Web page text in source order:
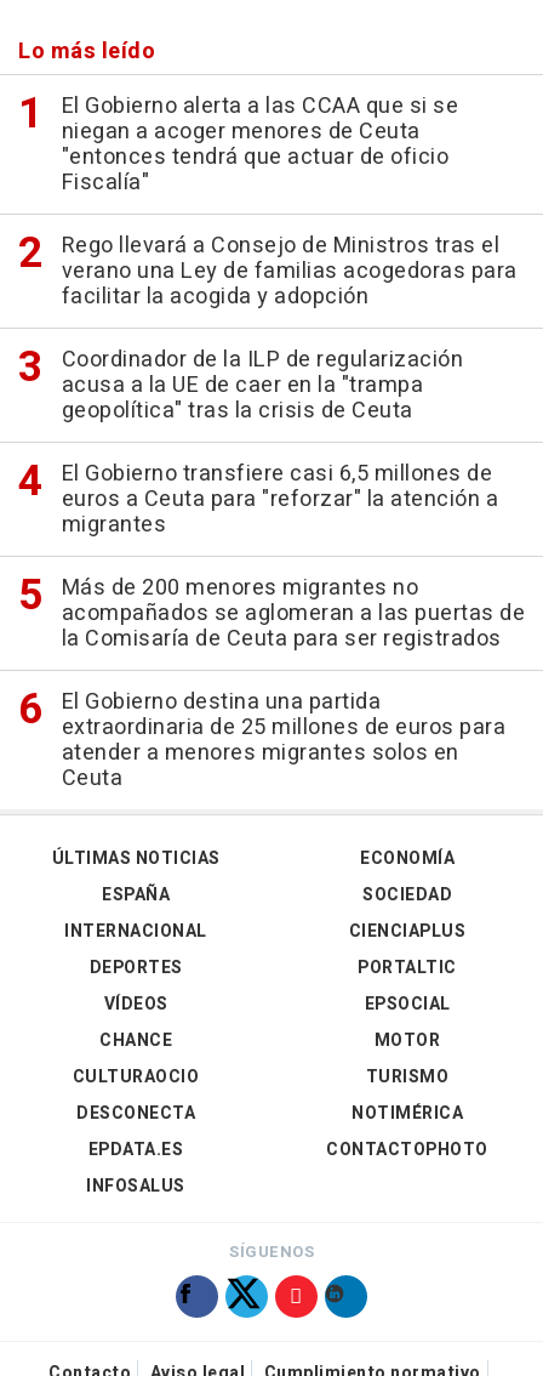
Lo más leído
El Gobierno alerta a las CCAA que si se
niegan a acoger menores de Ceuta
"entonces tendrá que actuar de oficio
Fiscalía"
Rego llevará a Consejo de Ministros tras el
verano una Ley de familias acogedoras para
facilitar la acogida y adopción
Coordinador de la ILP de regularización
acusa a la UE de caer en la "trampa
geopolítica" tras la crisis de Ceuta
El Gobierno transfiere casi 6,5 millones de
euros a Ceuta para "reforzar" la atención a
migrantes
Más de 200 menores migrantes no
acompañados se aglomeran a las puertas de
la Comisaría de Ceuta para ser registrados
El Gobierno destina una partida
extraordinaria de 25 millones de euros para
atender a menores migrantes solos en
Ceuta
ÚLTIMAS NOTICIAS
ESPAÑA
INTERNACIONAL
DEPORTES
VÍDEOS
ECONOMÍA
SOCIEDAD
CIENCIAPLUS
PORTALTIC
EPSOCIAL
CHANCE
CULTURAOCIO
DESCONECTA
EPDATA.ES
INFOSALUS
MOTOR
TURISMO
NOTIMÉRICA
CONTACTOPHOTO
SÍGUENOS